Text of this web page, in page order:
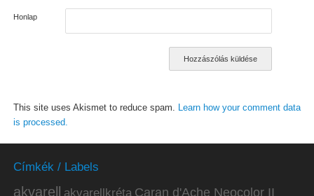
Honlap
This site uses Akismet to reduce spam. Learn how your comment data
is processed.
Címkék / Labels
akvarell akvarellkréta Caran d'Ache Neocolor II